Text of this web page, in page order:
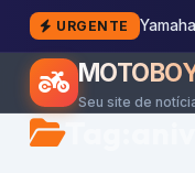
URGENTE
Seu site de
Tag: